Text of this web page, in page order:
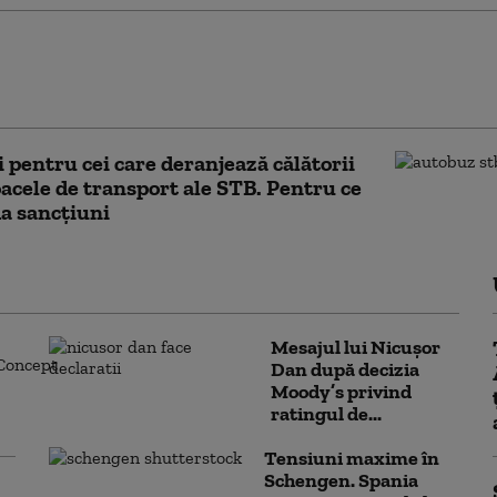
pentru cei care deranjează călătorii
de transport ale STB. Pentru ce
sancțiuni
Mesajul lui Nicușor
Dan după decizia
Moody’s privind
ratingul de...
Tensiuni maxime în
Schengen. Spania